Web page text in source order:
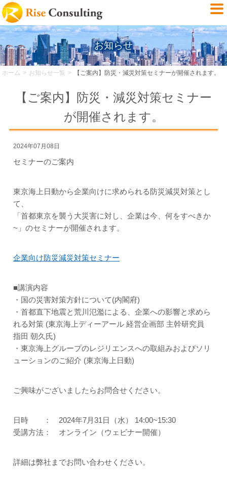
お知らせ
ホーム お知らせ一覧 【ご案内】防災・減災対策セミナーが開催されます。
【ご案内】防災・減災対策セミナー
が開催されます。
2024年07月08日
セミナーのご案内
東京海上日動から企業向けに求められる防災減災対策とし
て、
「首都東京を襲う大災害に対し、企業は今、何をすべきか
~」のセミナーが開催されます。
企業向け防災減災対策セミナー
■講演内容
・国の災害対策方針について(内閣府)
・首都直下地震と荒川氾濫による、企業への影響と求めら
れる対策 (東京海上ディーアール 経営企画部 主幹研究員
指田 朝久氏)
・東京海上グループのレジリエンスへの取組みおよびソリ
ューションのご紹介 (東京海上日動)
ご興味がございましたらお問合せください。
日時 ： 2024年7月31日（水） 14:00~15:30
受講方法： オンライン（ウェビナー開催）
詳細は弊社までお問い合わせください。